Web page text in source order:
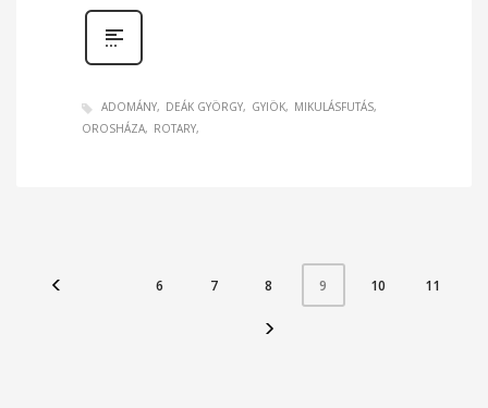
ADOMÁNY DEÁK GYÖRGY GYIÖK
MIKULÁSFUTÁS
OROSHÁZA
ROTARY
6 7 8 9 10 11